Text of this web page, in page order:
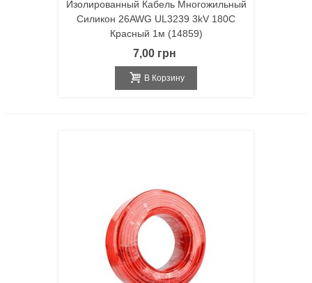
Изолированный Кабель Многожильный
Силикон 26AWG UL3239 3kV 180C
Красный 1м (14859)
7,00 грн
В Корзину